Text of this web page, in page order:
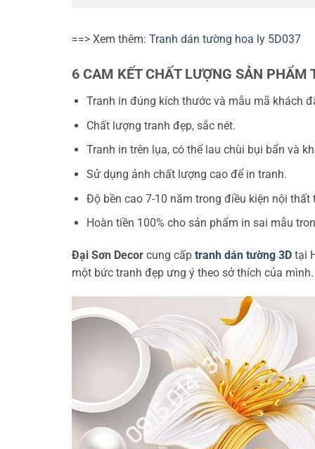
==> Xem thêm: Tranh dán tường hoa ly 5D037
6 CAM KẾT CHẤT LƯỢNG SẢN PHẨM
Tranh in đúng kích thước và mẫu mã khách
Chất lượng tranh đẹp, sắc nét.
Tranh in trên lụa, có thể lau chùi bụi bẩn và
Sử dụng ảnh chất lượng cao để in tranh.
Độ bền cao 7-10 năm trong điều kiện nội thất
Hoàn tiền 100% cho sản phẩm in sai mẫu
Đại Sơn Decor cung cấp tranh dán tường 3D tại
một bức tranh đẹp ưng ý theo sở thích của mình.